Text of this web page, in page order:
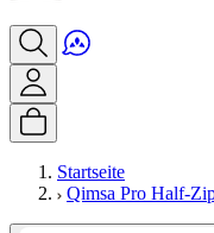
Startseite
Qimsa Pro Half-